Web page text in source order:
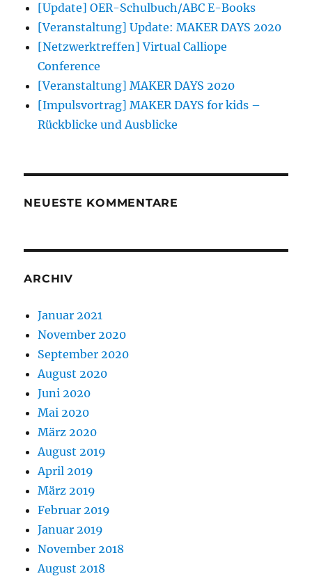
[Update] OER-Schulbuch/ABC E-Books
[Veranstaltung] Update: MAKER DAYS 2020
[Netzwerktreffen] Virtual Calliope
Conference
[Veranstaltung] MAKER DAYS 2020
[Impulsvortrag] MAKER DAYS for kids –
Rückblicke und Ausblicke
NEUESTE KOMMENTARE
ARCHIV
Januar 2021
November 2020
September 2020
August 2020
Juni 2020
Mai 2020
März 2020
August 2019
April 2019
März 2019
Februar 2019
Januar 2019
November 2018
August 2018